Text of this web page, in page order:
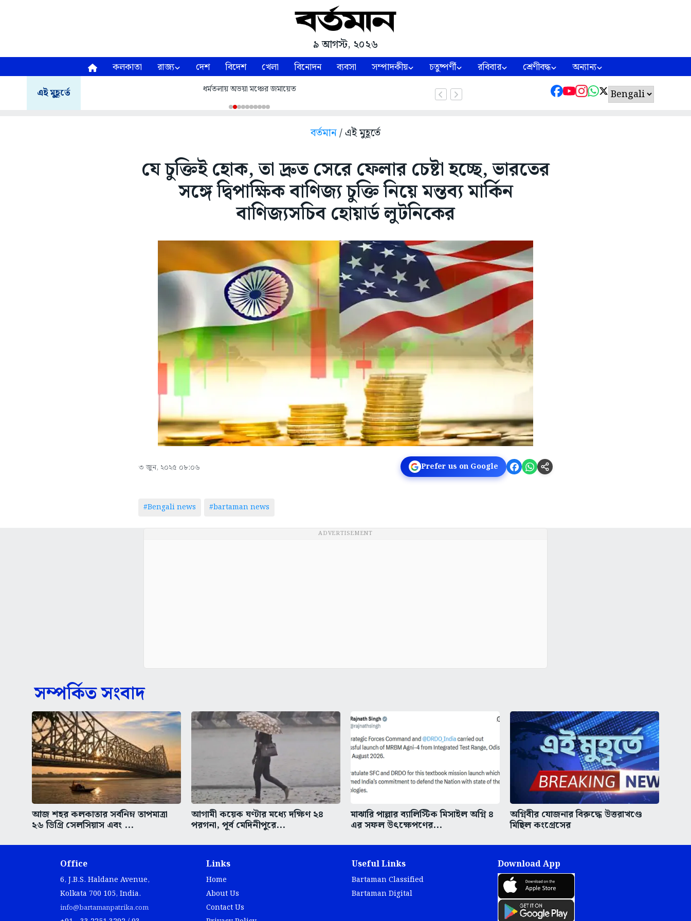
৯ আগস্ট, ২০২৬
কলকাতা রাজ্য দেশ বিদেশ খেলা বিনোদন ব্যবসা সম্পাদকীয় চতুষ্পর্ণী রবিবার শ্রেণীবদ্ধ অন্যান্য
এই মুহূর্তে ধর্মতলায় অভয়া মঞ্চের জমায়েত
বর্তমান/ এই মুহূর্তে
যে চুক্তিই হোক, তা দ্রুত সেরে ফেলার চেষ্টা হচ্ছে, ভারতের
সঙ্গে দ্বিপাক্ষিক বাণিজ্য চুক্তি নিয়ে মন্তব্য মার্কিন
বাণিজ্যসচিব হোয়ার্ড লুটনিকের
৩ জুন, ২০২৫ ০৮:০৬ Prefer us on Google
#Bengali news #bartaman news
ADVERTISEMENT
সম্পর্কিত সংবাদ
আজ শহর কলকাতার সর্বনিম্ন তাপমাত্রা
২৬ ডিগ্রি সেলসিয়াস এবং ...
আগামী কয়েক ঘণ্টার মধ্যে দক্ষিণ ২৪
পরগনা, পূর্ব মেদিনীপুরে...
মাঝারি পাল্লার ব্যালিস্টিক মিসাইল অগ্নি ৪
এর সফল উৎক্ষেপণের...
অগ্নিবীর যোজনার বিরুদ্ধে উত্তরাখণ্ডে
মিছিল কংগ্রেসের
Office
6, J.B.S. Haldane Avenue,
Kolkata 700 105, India.
info@bartamanpatrika.com
Links
Home
About Us
Contact Us
Useful Links
Bartaman Classified
Bartaman Digital
Download App